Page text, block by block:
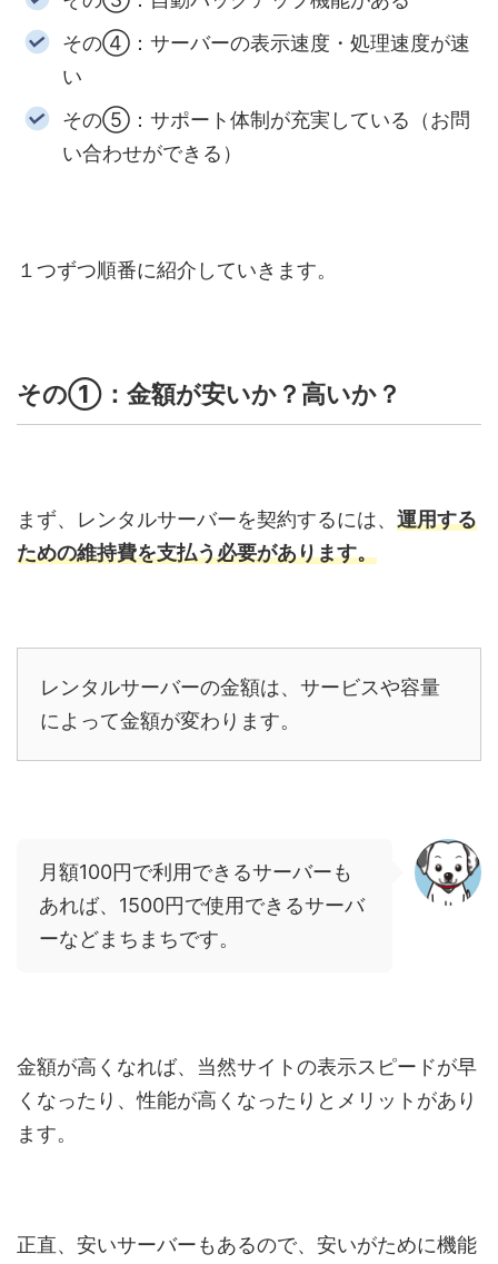
その④：サーバーの表示速度・処理速度が速
い
その⑤：サポート体制が充実している（お問
い合わせができる）
１つずつ順番に紹介していきます。
その①：金額が安いか？高いか？
まず、レンタルサーバーを契約するには、 運用する
ための維持費を支払う必要があります。
レンタルサーバーの金額は、サービスや容量
によって金額が変わります。
月額100円で利用できるサーバーも
あれば、1500円で使用できるサーバ
ーなどまちまちです。
金額が高くなれば、当然サイトの表示スピードが早
くなったり、性能が高くなったりとメリットがあり
ます。
正直、安いサーバーもあるので、安いがために機能